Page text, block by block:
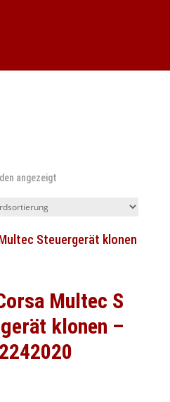
angezeigt
Multec S
klonen –